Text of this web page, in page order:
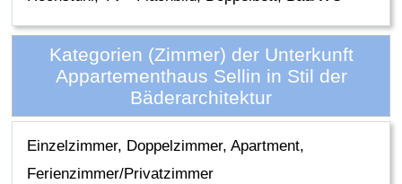
Kategorien (Zimmer) der Unterkunft
Appartementhaus Sellin in Stil der
Bäderarchitektur
Einzelzimmer, Doppelzimmer, Apartment,
Ferienzimmer/Privatzimmer